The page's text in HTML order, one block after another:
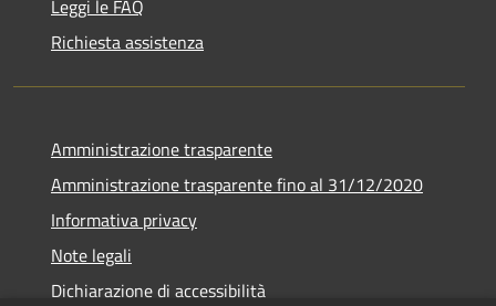
Leggi le FAQ
Richiesta assistenza
Amministrazione trasparente
Amministrazione trasparente fino al 31/12/2020
Informativa privacy
Note legali
Dichiarazione di accessibilità